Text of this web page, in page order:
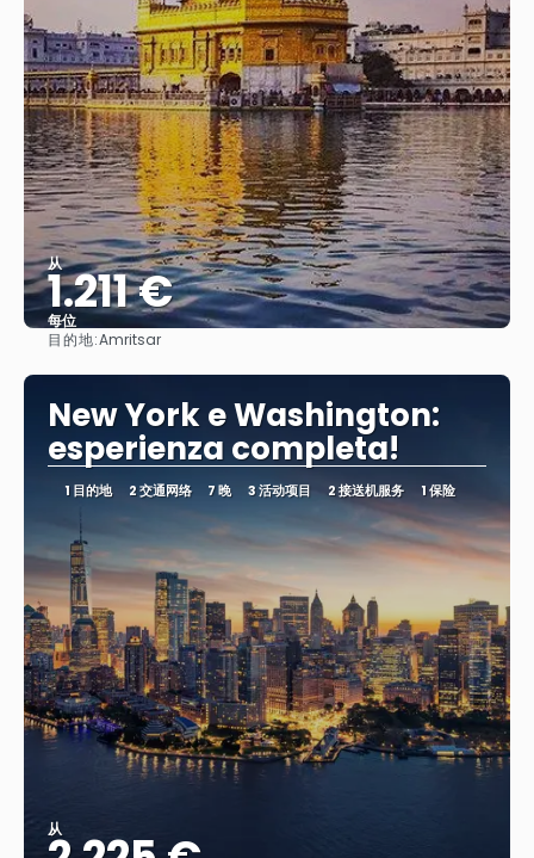
从
1.211 €
每位
目的地:Amritsar
New York e Washington:
esperienza completa!
1 目的地 2 交通网络 7 晚 3 活动项目 2 接送机服务 1 保险
从